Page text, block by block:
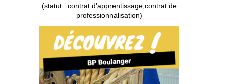
(statut : contrat d'apprentissage,contrat de
professionnalisation)